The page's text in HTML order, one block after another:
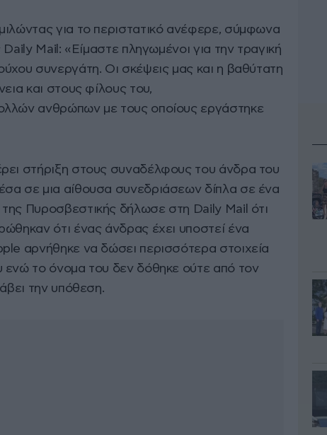
για το περιστατικό ανέφερε, σύμφωνα
Mail: «Είμαστε πληγωμένοι για την τραγική
συνεργάτη. Οι σκέψεις μας και η βαθύτατη
και στους φίλους του,
ανθρώπων με τους οποίους εργάστηκε
στήριξη στους συναδέλφους του άνδρα του
σε μια αίθουσα συνεδριάσεων δίπλα σε ένα
Πυροσβεστικής δήλωσε στη Daily Mail ότι
ότι ένας άνδρας έχει υποστεί ένα
αρνήθηκε να δώσει περισσότερα στοιχεία
ενώ το όνομα του δεν δόθηκε ούτε από τον
την υπόθεση.